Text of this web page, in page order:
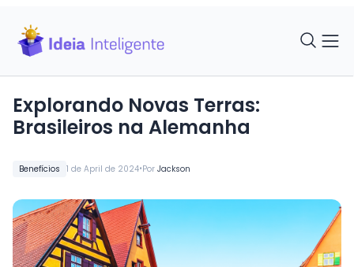
Benefícios 1 de April de 2024•Por Jackson
Explorando Novas Terras:
Brasileiros na Alemanha